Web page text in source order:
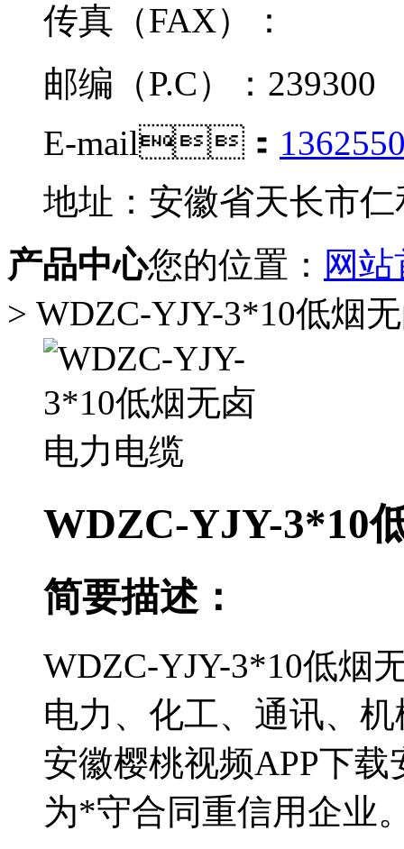
传真（FAX）：
邮编（P.C）：239300
E-mail：
地址：安徽省天长市
产品中心您的位置： 网
> WDZC-YJY-3*10低烟
WDZC-YJY-3*10
简要描述：
WDZC-YJY-3*10低烟
电力、化工、通讯
安徽樱桃视频APP下
为*守合同重信用企业